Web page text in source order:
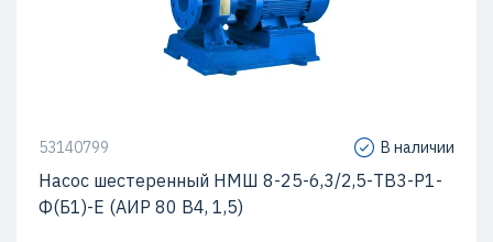
53140799 В наличии
Насос шестеренный НМШ 8-25-6,3/2,5-ТВ3-Р1-
Ф(Б1)-Е (АИР 80 В4, 1,5)